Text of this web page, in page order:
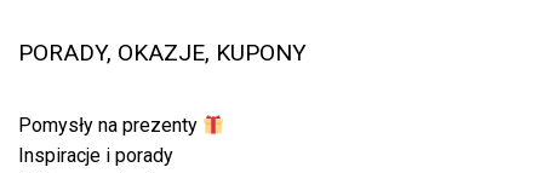
PORADY, OKAZJE, KUPONY
Pomysły na prezenty
Inspiracje i porady